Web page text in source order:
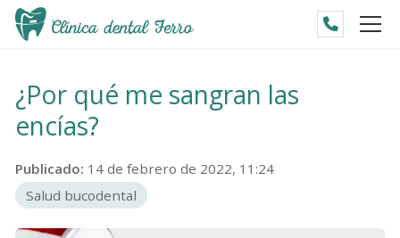
¿Por qué me sangran las
encías?
Publicado: 14 de febrero de 2022, 11:24
Salud bucodental